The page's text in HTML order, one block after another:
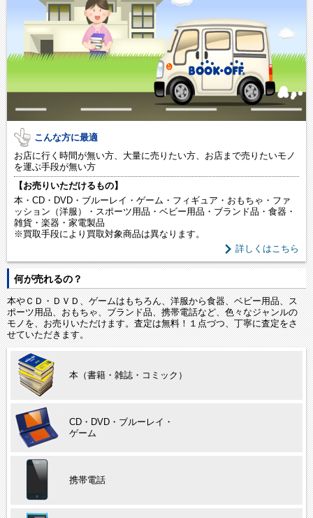
こんな方に最適
お店に行く時間が無い方、大量に売りたい方、お店まで売りたいモノ
を運ぶ手段が無い方
【お売りいただけるもの】
本・CD・DVD・ブルーレイ・ゲーム・フィギュア・おもちゃ・ファ
ッション（洋服）・スポーツ用品・ベビー用品・ブランド品・食器・
雑貨・楽器・家電製品
※買取手段により買取対象商品は異なります。
詳しくはこちら
何が売れるの？
本やＣＤ・ＤＶＤ、ゲームはもちろん、洋服から食器、ベビー用品、ス
ポーツ用品、おもちゃ、ブランド品、携帯電話など、色々なジャンルの
モノを、お売りいただけます。査定は無料！１点づつ、丁寧に査定をさ
せていただきます。
本（書籍・雑誌・コミック）
CD・DVD・ブルーレイ・
ゲーム
携帯電話